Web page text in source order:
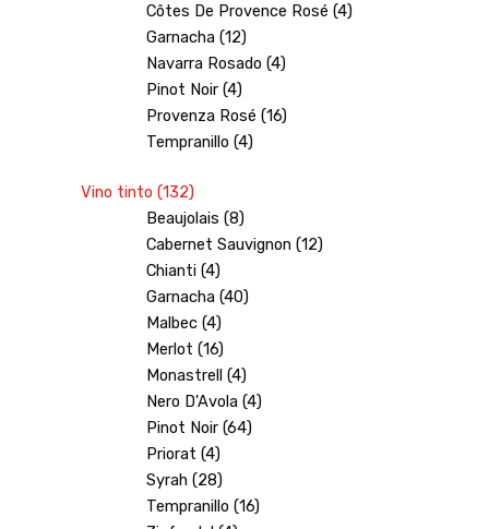
Côtes De Provence Rosé (4)
Garnacha (12)
Navarra Rosado (4)
Pinot Noir (4)
Provenza Rosé (16)
Tempranillo (4)
Vino tinto (132)
Beaujolais (8)
Cabernet Sauvignon (12)
Chianti (4)
Garnacha (40)
Malbec (4)
Merlot (16)
Monastrell (4)
Nero D'Avola (4)
Pinot Noir (64)
Priorat (4)
Syrah (28)
Tempranillo (16)